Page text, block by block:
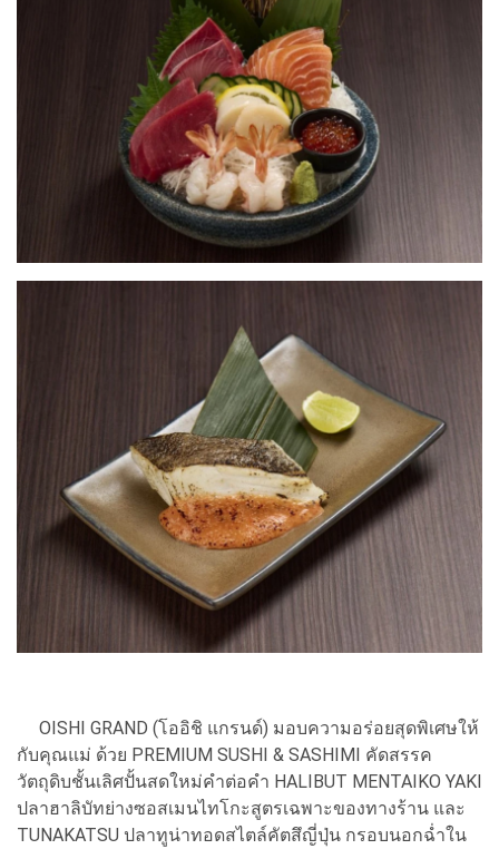
OISHI GRAND (โออิชิ แกรนด์) มอบความอร่อยสุดพิเศษให้
กับคุณแม่ ด้วย PREMIUM SUSHI & SASHIMI คัดสรรค
วัตถุดิบชั้นเลิศปั้นสดใหม่คำต่อคำ HALIBUT MENTAIKO YAKI
ปลาฮาลิบัทย่างซอสเมนไทโกะสูตรเฉพาะของทางร้าน และ
TUNAKATSU ปลาทูน่าทอดสไตล์คัตสึญี่ปุ่น กรอบนอกฉ่ำใน